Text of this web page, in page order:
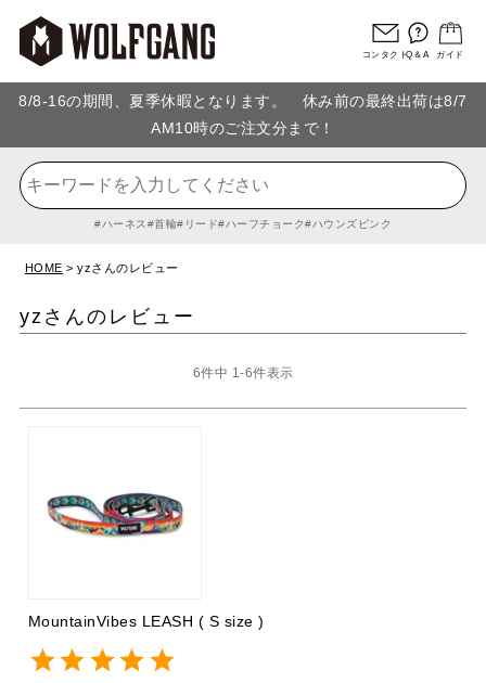
コンタクトQ＆A ガイド
8/8-16の期間、夏季休暇となります。 休み前の最終出荷は8/7
AM10時のご注文分まで！
ハーネス 首輪 リード ハーフチョーク ハウンズピンク
HOME yzさんのレビュー
yzさんのレビュー
6件中 1 -6件表示
MountainVibes LEASH ( S size )